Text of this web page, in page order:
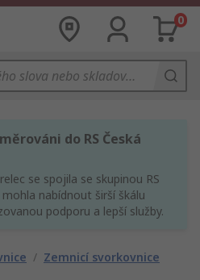
0
do RS Česká
se spojila se skupinou RS
nabídnout širší škálu
podporu a lepší služby.
/ Zemnicí svorkovnice